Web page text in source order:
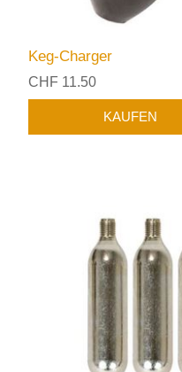
Keg-Charger
CHF 11.50